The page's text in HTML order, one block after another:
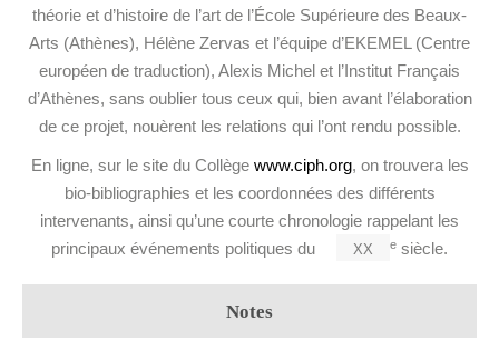
théorie et d’histoire de l’art de l’École Supérieure des Beaux-
Arts (Athènes), Hélène Zervas et l’équipe d’EKEMEL (Centre
européen de traduction), Alexis Michel et l’Institut Français
d’Athènes, sans oublier tous ceux qui, bien avant l’élaboration
de ce projet, nouèrent les relations qui l’ont rendu possible.
En ligne, sur le site du Collège www.ciph.org, on trouvera les
bio-bibliographies et les coordonnées des différents
intervenants, ainsi qu’une courte chronologie rappelant les
principaux événements politiques du
xx e siècle.
Notes